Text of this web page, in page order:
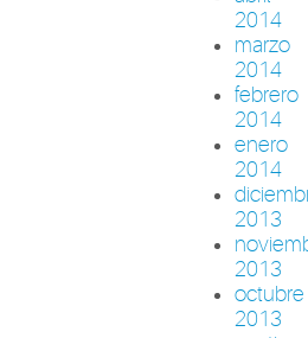
2014
marzo
2014
febrero
2014
enero
2014
2013
2013
octubre
2013